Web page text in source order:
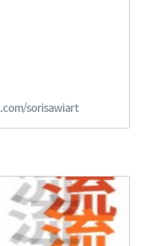
sorisawiart